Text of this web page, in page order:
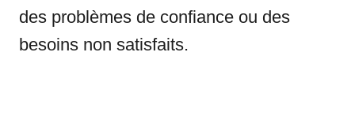
des problèmes de confiance ou des
besoins non satisfaits.